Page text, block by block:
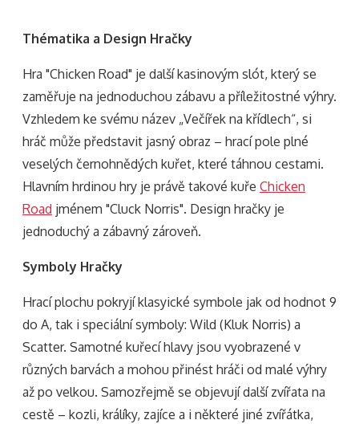
Thématika a Design Hračky
Hra "Chicken Road" je další kasinovým slót, který se
zaměřuje na jednoduchou zábavu a příležitostné výhry.
Vzhledem ke svému název „Večířek na křídlech“, si
hráč může představit jasný obraz – hrací pole plné
veselých černohnědých kuřet, které táhnou cestami.
Hlavním hrdinou hry je právě takové kuře Chicken
Road jménem "Cluck Norris". Design hračky je
jednoduchý a zábavný zároveň.
Symboly Hračky
Hrací plochu pokryjí klasyické symbole jak od hodnot 9
do A, tak i speciální symboly: Wild (Kluk Norris) a
Scatter. Samotné kuřecí hlavy jsou vyobrazené v
různých barvách a mohou přinést hráči od malé výhry
až po velkou. Samozřejmě se objevují další zvířata na
cestě – kozli, králíky, zajíce a i některé jiné zvířátka,